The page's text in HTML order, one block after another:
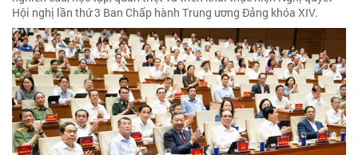
Hội nghị lần thứ 3 Ban Chấp hành Trung ương Đảng khóa XIV.